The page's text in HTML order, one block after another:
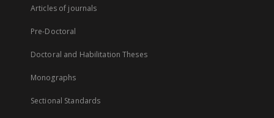
Articles of journals
Pre-Doctoral
Doctoral and Habilitation Theses
Monographs
Sectional Standards